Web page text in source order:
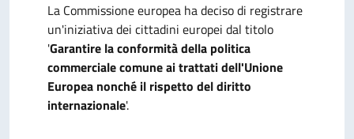
La Commissione europea ha deciso di registrare
un'iniziativa dei cittadini europei dal titolo
'Garantire la conformità della politica
commerciale comune ai trattati dell'Unione
Europea nonché il rispetto del diritto
internazionale'.